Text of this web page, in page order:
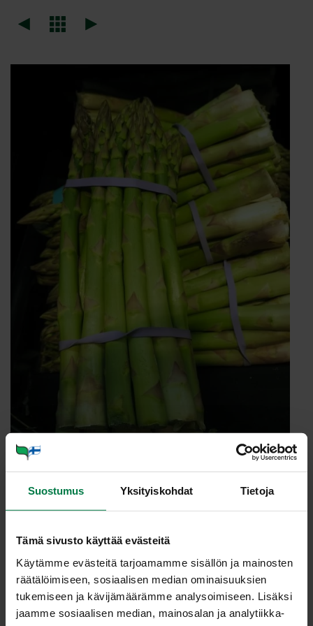
Suostumus Yksityiskohdat Tietoja
Tämä sivusto käyttää evästeitä
Käytämme evästeitä tarjoamamme sisällön ja mainosten
räätälöimiseen, sosiaalisen median ominaisuuksien
tukemiseen ja kävijämäärämme analysoimiseen. Lisäksi
jaamme sosiaalisen median, mainosalan ja analytiikka-
TAN­KO­PAR­SA (As­pa­ra­gus of­fi­
ci­na­lis)
Egyptiläiset tunsivat tankoparsan jo 5000 vuotta sitten.
Pohjoismaissa tankoparsaa on viljelty 1700-luvulta.
Tyypillisimmin tankoparsa on valkoinen tai vihreä. Sitä
löytyy kuitenkin myös violettina ja vihreän violettina.
Viljelytapa vaikuttaa parsan väriin.